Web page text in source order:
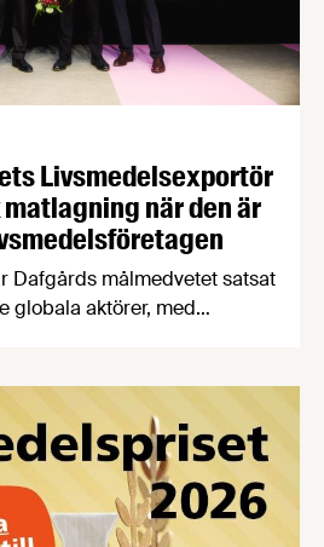
Livsmedelsexportör
när den är
Dafgårds målmedvetet satsat
globala aktörer, med
Källby”, och för sina
Dafgårds nu belönats med
2026. Priset
är ett samarbete mellan
och …